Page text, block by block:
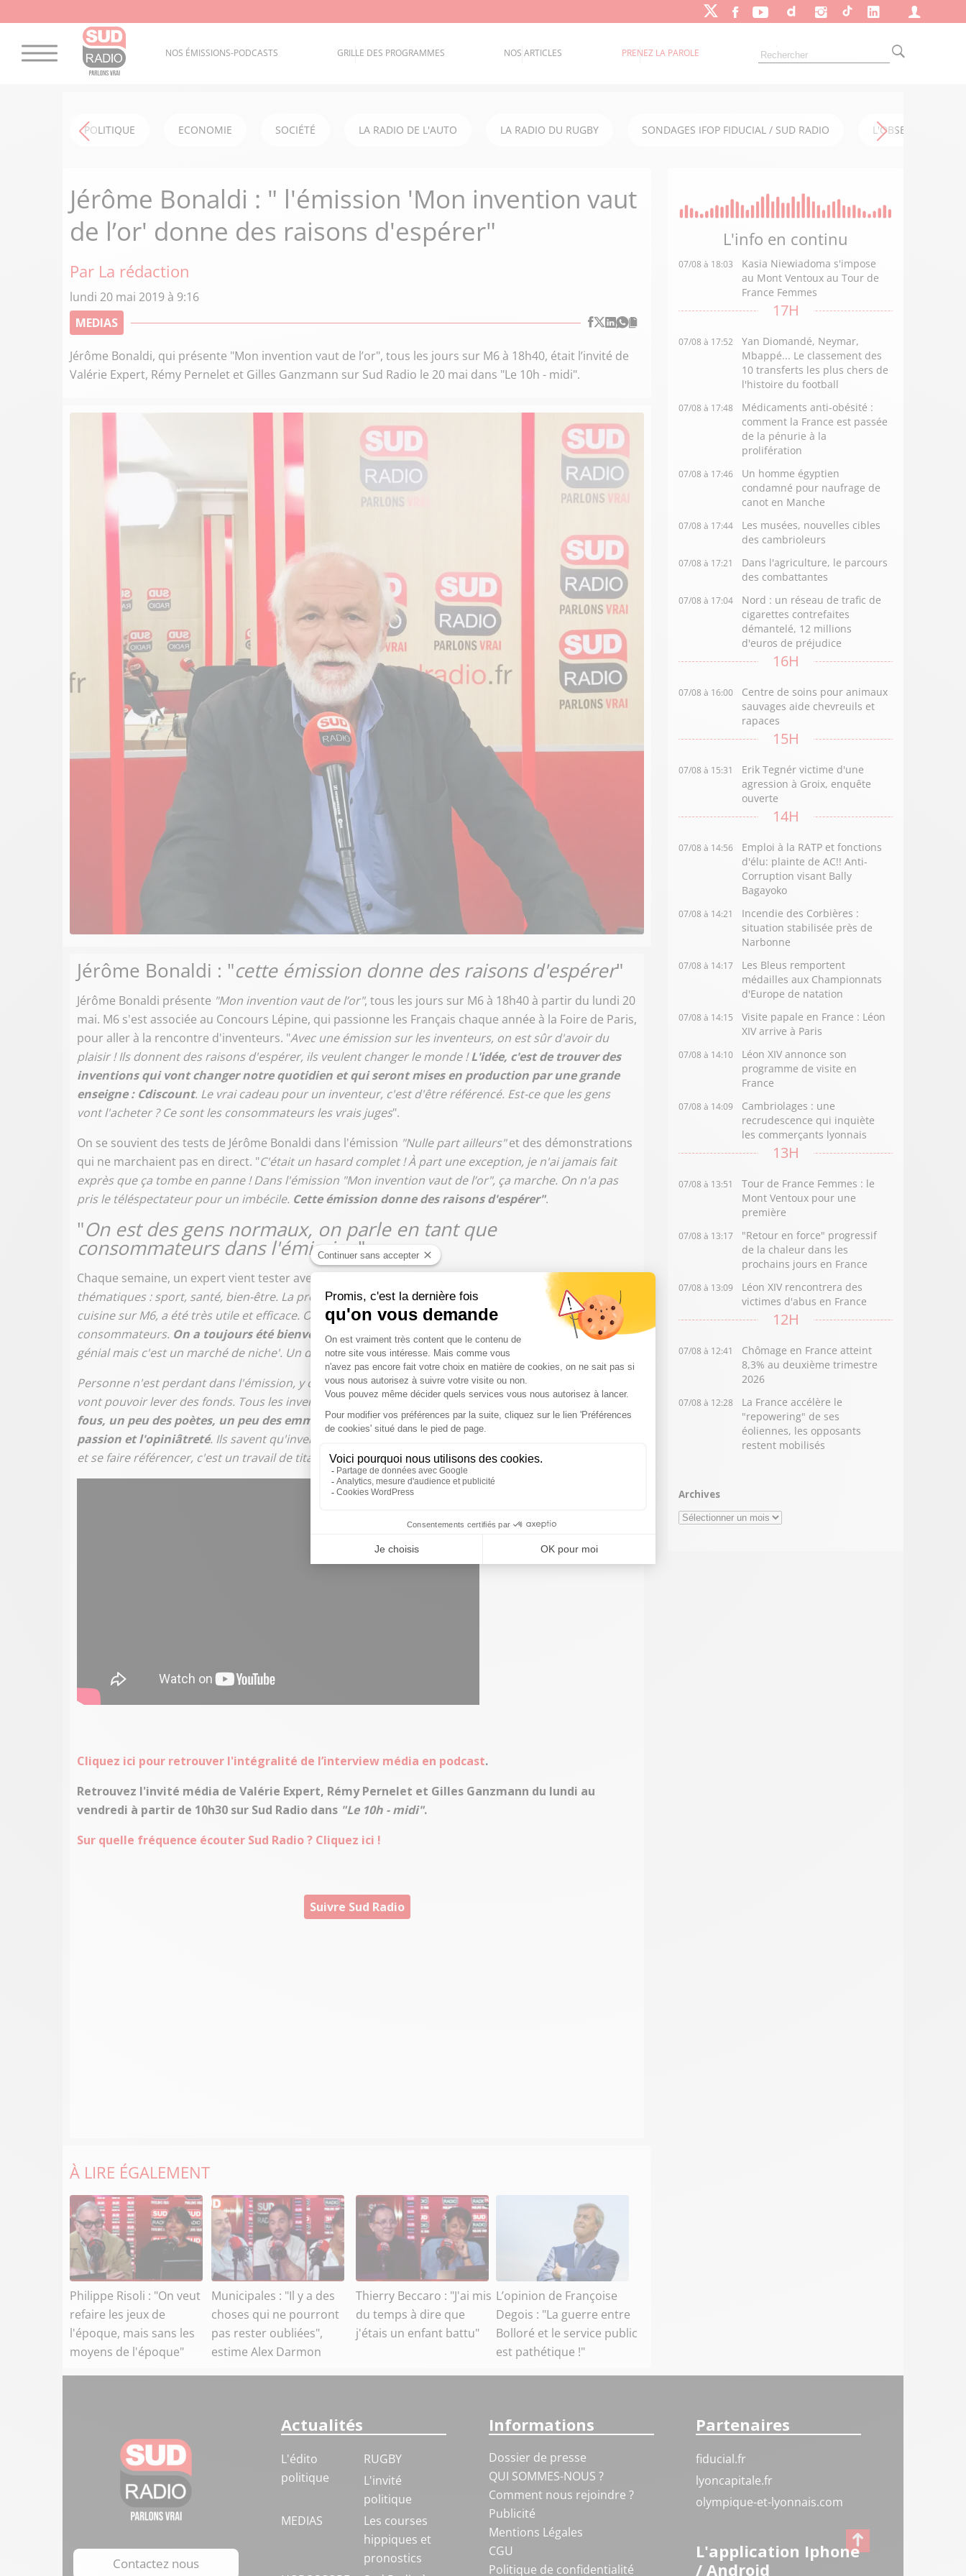
NOS ÉMISSIONS-PODCASTS GRILLE DES PROGRAMMES NOS ARTICLES PRENEZ LA PAROLE
POLITIQUE ECONOMIE SOCIÉTÉ LA RADIO DE L'AUTO LA RADIO DU RUGBY SONDAGES IFOP FIDUCIAL / SUD RADIO L'OBSERVATOIRE
Jérôme Bonaldi : " l'émission 'Mon invention vaut
de l’or' donne des raisons d'espérer"
Par La rédaction
lundi 20 mai 2019 à 9:16
MEDIAS
Jérôme Bonaldi, qui présente "Mon invention vaut de l’or", tous les jours sur M6 à 18h40, était l’invité de
Valérie Expert, Rémy Pernelet et Gilles Ganzmann sur Sud Radio le 20 mai dans "Le 10h - midi".
Jérôme Bonaldi : "cette émission donne des raisons d'espérer"
Jérôme Bonaldi présente "Mon invention vaut de l’or", tous les jours sur M6 à 18h40 à partir du lundi 20
mai. M6 s'est associée au Concours Lépine, qui passionne les Français chaque année à la Foire de Paris,
pour aller à la rencontre d'inventeurs. "Avec une émission sur les inventeurs, on est sûr d'avoir du
plaisir ! Ils donnent des raisons d'espérer, ils veulent changer le monde !L'idée, c'est de trouver des
inventions qui vont changer notre quotidien et qui seront mises en production par une grande
enseigne : Cdiscount. Le vrai cadeau pour un inventeur, c'est d'être référencé. Est-ce que les gens
vont l'acheter ? Ce sont les consommateurs les vrais juges".
On se souvient des tests de Jérôme Bonaldi dans l'émission "Nulle part ailleurs"et des démonstrations
qui ne marchaient pas en direct. "C'était un hasard complet ! À part une exception, je n'ai jamais fait
exprès que ça tombe en panne ! Dans l'émission "Mon invention vaut de l’or", ça marche. On n'a pas
pris le téléspectateur pour un imbécile. Cette émission donne des raisons d'espérer".
"On est des gens normaux, on parle en tant que
consommateurs dans l'émission"
Chaque semaine, un expert vient tester avec Jérôme Bonaldi les inventions. "
Les émissions sont
thématiques : sport, santé, bien-être. La première sera autour de la cuisine. Norbert Tarayre, qui fait la
cuisine sur M6, a été très utile et efficace. On est des gens normaux, on parle en tant que
consommateurs. On a toujours été bienveillant: on disait 'c'est bien mais c'est pas prêt' ou 'c'est
génial mais c'est un marché de niche'. Un des critères pour retenir une invention était le prix.
Personne n'est perdant dans l'émission, y compris ceux qui ont perdu. Ça leur fait de la publicité, ils
vont pouvoir lever des fonds. Tous les inventeurs ont plein de points communs : ce sontun peu des
fous, un peu des poètes, un peu des emmerdeurs quelques fois mais tous ont également la
passion et l'opiniâtreté. Ils savent qu'inventer c'est facile, mais aussi que produire, faire le marketing
et se faire référencer, c'est un travail de titan
".
Cliquez ici pour retrouver l'intégralité de l’interview média en podcast.
Retrouvez l'invité média de Valérie Expert, Rémy Pernelet et Gilles Ganzmann du lundi au
vendredi à partir de 10h30 sur Sud Radio dans "Le 10h - midi".
Sur quelle fréquence écouter Sud Radio ? Cliquez ici !
Suivre Sud Radio
À LIRE ÉGALEMENT
Philippe Risoli : "On veut
refaire les jeux de
l'époque, mais sans les
moyens de l'époque"
Municipales : "Il y a des
choses qui ne pourront
pas rester oubliées",
estime Alex Darmon
Thierry Beccaro : "J'ai mis
du temps à dire que
j'étais un enfant battu"
L’opinion de Françoise
Degois : "La guerre entre
Bolloré et le service public
est pathétique !"
L'info en continu
07/08 à 18:03
Kasia Niewiadoma s'impose
au Mont Ventoux au Tour de
France Femmes
17H
07/08 à 17:52
Yan Diomandé, Neymar,
Mbappé... Le classement des
10 transferts les plus chers de
l'histoire du football
07/08 à 17:48
Médicaments anti-obésité :
comment la France est passée
de la pénurie à la
prolifération
07/08 à 17:46
Un homme égyptien
condamné pour naufrage de
canot en Manche
07/08 à 17:44
Les musées, nouvelles cibles
des cambrioleurs
07/08 à 17:21
Dans l'agriculture, le parcours
des combattantes
07/08 à 17:04
Nord : un réseau de trafic de
cigarettes contrefaites
démantelé, 12 millions
d'euros de préjudice
16H
07/08 à 16:00
Centre de soins pour animaux
sauvages aide chevreuils et
rapaces
15H
07/08 à 15:31
Erik Tegnér victime d'une
agression à Groix, enquête
ouverte
14H
07/08 à 14:56
Emploi à la RATP et fonctions
d'élu: plainte de AC!! Anti-
Corruption visant Bally
Bagayoko
07/08 à 14:21
Incendie des Corbières :
situation stabilisée près de
Narbonne
07/08 à 14:17
Les Bleus remportent
médailles aux Championnats
d'Europe de natation
07/08 à 14:15
Visite papale en France : Léon
XIV arrive à Paris
07/08 à 14:10
Léon XIV annonce son
programme de visite en
France
07/08 à 14:09
Cambriolages : une
recrudescence qui inquiète
les commerçants lyonnais
13H
07/08 à 13:51
Tour de France Femmes : le
Mont Ventoux pour une
première
07/08 à 13:17
"Retour en force" progressif
de la chaleur dans les
prochains jours en France
07/08 à 13:09
Léon XIV rencontrera des
victimes d'abus en France
12H
07/08 à 12:41
Chômage en France atteint
8,3% au deuxième trimestre
2026
07/08 à 12:28
La France accélère le
"repowering" de ses
éoliennes, les opposants
restent mobilisés
Archives
Archives
Contactez nous
Actualités
L'édito
politique
RUGBY
L'invité
politique
MEDIAS
Les courses
hippiques et
pronostics
Informations
Dossier de presse
QUI SOMMES-NOUS ?
Comment nous rejoindre ?
Publicité
Mentions Légales
CGU
Politique de confidentialité
Partenaires
fiducial.fr
lyoncapitale.fr
olympique-et-lyonnais.com
L'application Iphone
/ Android